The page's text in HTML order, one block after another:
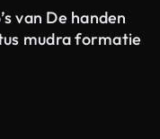
van De handen
mudra formatie